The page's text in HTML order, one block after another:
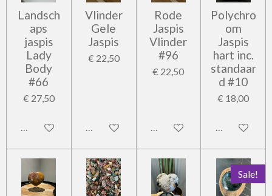
Landsch
aps
jaspis
Lady
Body
#66
€ 27,50
In winkelwagen
Vlinder
Gele
Jaspis
€ 22,50
In winkelwagen
Rode
Jaspis
Vlinder
#96
€ 22,50
In winkelwagen
Polychro
om
Jaspis
hart inc.
standaar
d #10
€ 18,00
In
Sale!